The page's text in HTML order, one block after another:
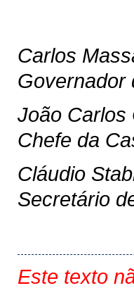
Carlos
Governador
João Carlos
Chefe da
Cláudio
Secretário
Este texto